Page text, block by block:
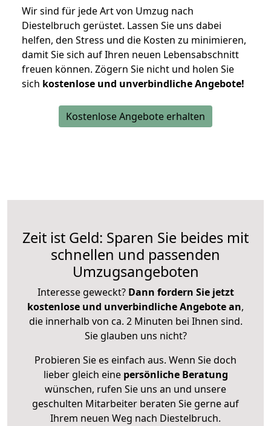
Wir sind für jede Art von Umzug nach
Diestelbruch gerüstet. Lassen Sie uns dabei
helfen, den Stress und die Kosten zu minimieren,
damit Sie sich auf Ihren neuen Lebensabschnitt
freuen können. Zögern Sie nicht und holen Sie
sich kostenlose und unverbindliche Angebote!
Kostenlose Angebote erhalten
Zeit ist Geld: Sparen Sie beides mit
schnellen und passenden
Umzugsangeboten
Interesse geweckt? Dann fordern Sie jetzt
kostenlose und unverbindliche Angebote an,
die innerhalb von ca. 2 Minuten bei Ihnen sind.
Sie glauben uns nicht?
Probieren Sie es einfach aus. Wenn Sie doch
lieber gleich eine persönliche Beratung
wünschen, rufen Sie uns an und unsere
geschulten Mitarbeiter beraten Sie gerne auf
Ihrem neuen Weg nach Diestelbruch.